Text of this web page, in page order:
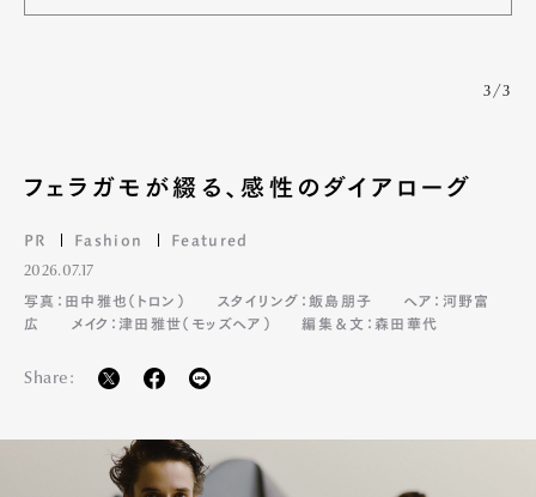
3/3
フェラガモが綴る、感性のダイアローグ
PR Fashion Featured
2026.07.17
写真：田中雅也（トロン）
スタイリング：飯島朋子
ヘア：河野富
広
メイク：津田雅世（モッズヘア） 編集＆文：森田華代
Share: